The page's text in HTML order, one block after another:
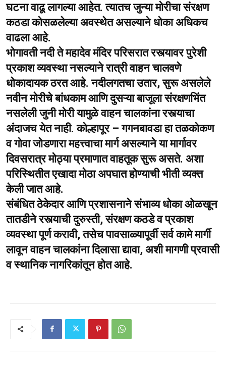
घटना वाढू लागल्या आहेत. त्यातच जुन्या मोरीचा संरक्षण
कठडा कोसळलेल्या अवस्थेत असल्याने धोका अधिकच
वाढला आहे.
भोगावती नदी ते महादेव मंदिर परिसरात रस्त्यावर पुरेशी
प्रकाश व्यवस्था नसल्याने रात्री वाहन चालवणे
धोकादायक ठरत आहे. नदीलगतचा उतार, सुरू असलेले
नवीन मोरीचे बांधकाम आणि दुसऱ्या बाजूला संरक्षणभिंत
नसलेली जुनी मोरी यामुळे वाहन चालकांना रस्त्याचा
अंदाजच येत नाही. कोल्हापूर – गगनबावडा हा तळकोकण
व गोवा जोडणारा महत्त्वाचा मार्ग असल्याने या मार्गावर
दिवसरात्र मोठ्या प्रमाणात वाहतूक सुरू असते. अशा
परिस्थितीत एखादा मोठा अपघात होण्याची भीती व्यक्त
केली जात आहे.
संबंधित ठेकेदार आणि प्रशासनाने संभाव्य धोका ओळखून
तातडीने रस्त्याची दुरुस्ती, संरक्षण कठडे व प्रकाश
व्यवस्था पूर्ण करावी, तसेच पावसाळ्यापूर्वी सर्व कामे मार्गी
लावून वाहन चालकांना दिलासा द्यावा, अशी मागणी प्रवासी
व स्थानिक नागरिकांतून होत आहे.